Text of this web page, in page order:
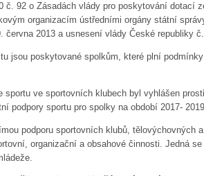
č. 92 o Zásadách vlády pro poskytování dotací
organizacím ústředními orgány státní
června 2013 a usnesení vlády České republiky
jsou poskytované spolkům, které plní
sportu ve sportovních klubechbyl vyhlášen
podpory sportu pro spolky na období 2017-
podporu sportovních klubů, tělovýchovných
organizační a obsahové činnosti. Jedná